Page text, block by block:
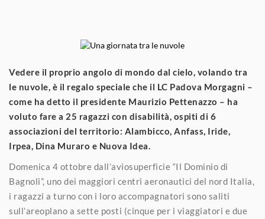
Vedere il proprio angolo di mondo dal cielo, volando tra
le nuvole, è il regalo speciale che il LC Padova Morgagni –
come ha detto il presidente Maurizio Pettenazzo – ha
voluto fare a 25 ragazzi con disabilità, ospiti di 6
associazioni del territorio: Alambicco, Anfass, Iride,
Irpea, Dina Muraro e Nuova Idea.
Domenica 4 ottobre dall’aviosuperficie “Il Dominio di
Bagnoli”, uno dei maggiori centri aeronautici del nord Italia,
i ragazzi a turno con i loro accompagnatori sono saliti
sull’areoplano a sette posti (cinque per i viaggiatori e due